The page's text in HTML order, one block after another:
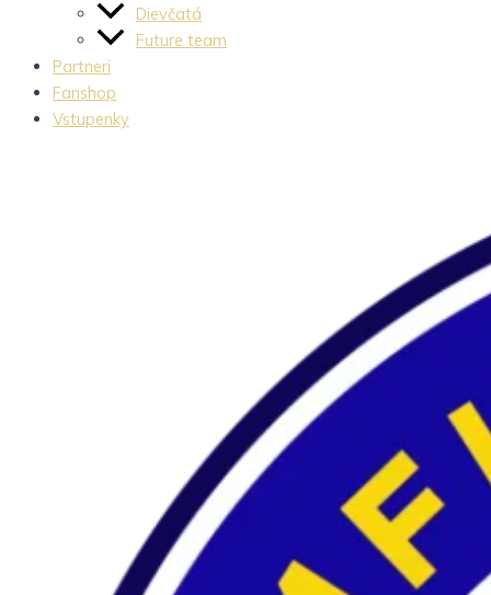
Dievčatá
Future team
Partneri
Fanshop
Vstupenky